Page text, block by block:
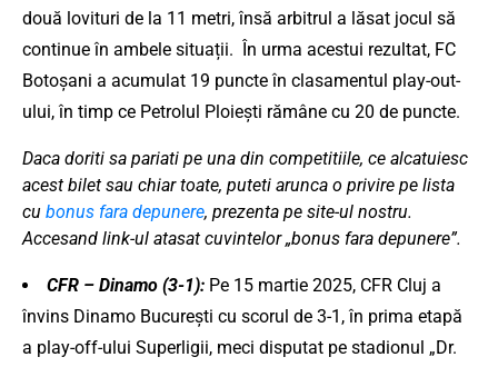
două lovituri de la 11 metri, însă arbitrul a lăsat jocul să
continue în ambele situații.
În urma acestui rezultat, FC
Botoșani a acumulat 19 puncte în clasamentul play-out-
ului, în timp ce Petrolul Ploiești rămâne cu 20 de puncte.
Daca doriti sa pariati pe una din competitiile, ce alcatuiesc
acest bilet sau chiar toate, puteti arunca o privire pe lista
cu bonus fara depunere, prezenta pe site-ul nostru.
Accesand link-ul atasat cuvintelor „bonus fara depunere”.
CFR – Dinamo (3-1): Pe 15 martie 2025, CFR Cluj a
învins Dinamo București cu scorul de 3-1, în prima etapă
a play-off-ului Superligii, meci disputat pe stadionul „Dr.